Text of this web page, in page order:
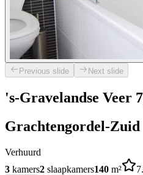
Previous slide Next slide
's-Gravelandse Veer
Grachtengordel-Zuid
Verhuurd
3 kamers2 slaapkamers140 m²